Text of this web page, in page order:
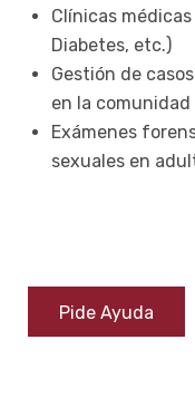
Clínicas médicas
Diabetes, etc.)
Gestión de
​​en la comunidad
Exámenes
sexuales en
Pide Ayuda